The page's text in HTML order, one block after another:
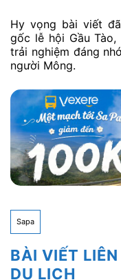
Hy vọng bài viết
gốc lễ hội Gầu
trải nghiệm đáng
người Mông.
Sapa
BÀI VIẾT
DU LỊCH